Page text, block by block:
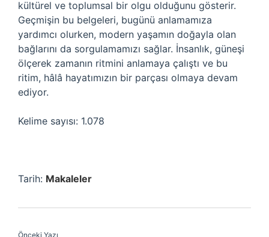
kültürel ve toplumsal bir olgu olduğunu gösterir.
Geçmişin bu belgeleri, bugünü anlamamıza
yardımcı olurken, modern yaşamın doğayla olan
bağlarını da sorgulamamızı sağlar. İnsanlık, güneşi
ölçerek zamanın ritmini anlamaya çalıştı ve bu
ritim, hâlâ hayatımızın bir parçası olmaya devam
ediyor.
Kelime sayısı: 1.078
Tarih: Makaleler
Önceki Yazı